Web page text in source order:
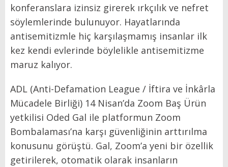
konferanslara izinsiz girerek ırkçılık ve nefret
söylemlerinde bulunuyor. Hayatlarında
antisemitizmle hiç karşılaşmamış insanlar ilk
kez kendi evlerinde böylelikle antisemitizme
maruz kalıyor.
ADL (Anti-Defamation League / İftira ve İnkârla
Mücadele Birliği) 14 Nisan’da Zoom Baş Ürün
yetkilisi Oded Gal ile platformun Zoom
Bombalaması’na karşı güvenliğinin arttırılma
konusunu görüştü. Gal, Zoom’a yeni bir özellik
getirilerek, otomatik olarak insanların